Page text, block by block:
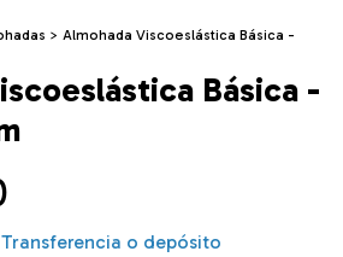
> Almohada Viscoeslástica Básica -
Básica -
Transferencia o depósito